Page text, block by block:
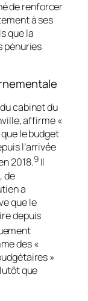
de renforcer
à ses
que la
pénuries
cabinet du
affirme «
le budget
l’arrivée
2018.9Il
de
a
que le
depuis
des «
»
que